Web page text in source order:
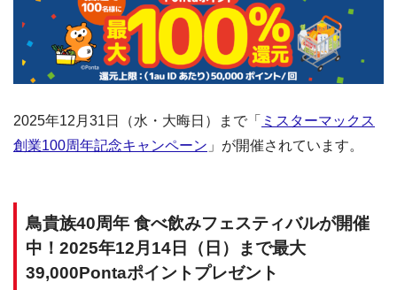
2025年12月31日（水・大晦日）まで「 ミスターマックス
創業100周年記念キャンペーン 」が開催されています。
鳥貴族40周年 食べ飲みフェスティバルが開催
中！2025年12月14日（日）まで最大
39,000Pontaポイントプレゼント